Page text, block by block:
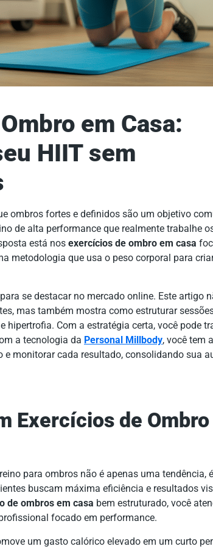
em Casa:
HIIT sem
ombros fortes e definidos são um objetivo
de alta performance que realmente trabalhe
está nos exercícios de ombro em casa
metodologia que usa o peso corporal para
se destacar no mercado online. Este artigo
mas também mostra como estruturar
hipertrofia. Com a estratégia certa, você pode
a tecnologia da Personal Millbody, você tem
e monitorar cada resultado, consolidando sua
Exercícios de
para ombros não é apenas uma tendência,
buscam máxima eficiência e resultados
de ombros em casa bem estruturado, você
focado em performance.
um gasto calórico elevado em um curto